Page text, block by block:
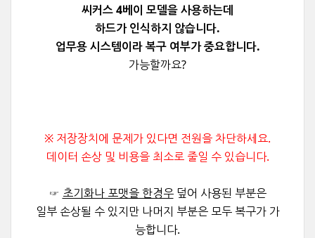
씨커스 4베이 모델을 사용하는데
하드가 인식하지 않습니다.
업무용 시스템이라복구 여부가 중요합니다.
가능할까요?
※ 저장장치에 문제가 있다면 전원을 차단하세요.
데이터 손상 및 비용을 최소로 줄일 수 있습니다.
☞ 초기화나 포맷을 한경우덮어 사용된 부분은
일부 손상될 수 있지만 나머지 부분은 모두 복구가 가
능합니다.